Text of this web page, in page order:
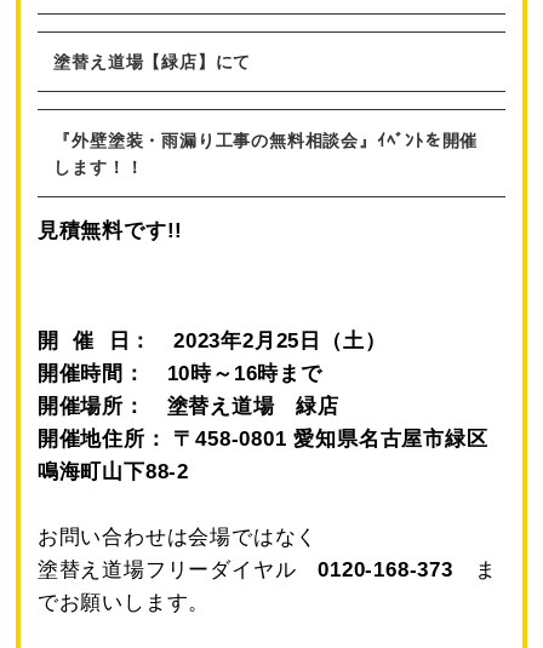
塗替え道場【緑店】にて
『外壁塗装・雨漏り工事の無料相談会』ｲﾍﾞﾝﾄを開催
します！！
見積無料です!!
開 催 日： 2023年2月25 日（土）
開催時間： 10時～16時まで
開催場所： 塗替え道場 緑店
開催地住所： 〒458-0801 愛知県名古屋市緑区
鳴海町山下88-2
お問い合わせは会場ではなく
塗替え道場フリーダイヤル0120-168-373 ま
でお願いします。